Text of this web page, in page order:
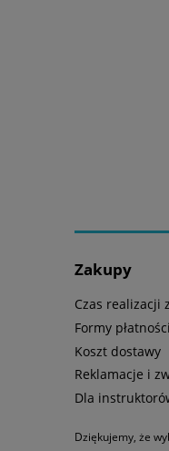
Zakupy
Czas realizacji
Formy płatności
Koszt dostawy
Reklamacje i
Dla
Dziękujemy, że